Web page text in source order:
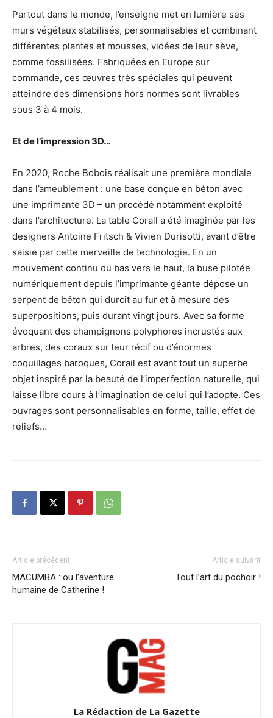
Partout dans le monde, l’enseigne met en lumière ses
murs végétaux stabilisés, personnalisables et combinant
différentes plantes et mousses, vidées de leur sève,
comme fossilisées. Fabriquées en Europe sur
commande, ces œuvres très spéciales qui peuvent
atteindre des dimensions hors normes sont livrables
sous 3 à 4 mois.
Et de l’impression 3D…
En 2020, Roche Bobois réalisait une première mondiale
dans l’ameublement : une base conçue en béton avec
une imprimante 3D – un procédé notamment exploité
dans l’architecture. La table Corail a été imaginée par les
designers Antoine Fritsch & Vivien Durisotti, avant d’être
saisie par cette merveille de technologie. En un
mouvement continu du bas vers le haut, la buse pilotée
numériquement depuis l’imprimante géante dépose un
serpent de béton qui durcit au fur et à mesure des
superpositions, puis durant vingt jours. Avec sa forme
évoquant des champignons polyphores incrustés aux
arbres, des coraux sur leur récif ou d’énormes
coquillages baroques, Corail est avant tout un superbe
objet inspiré par la beauté de l’imperfection naturelle, qui
laisse libre cours à l’imagination de celui qui l’adopte. Ces
ouvrages sont personnalisables en forme, taille, effet de
reliefs…
Article précédent
MACUMBA : ou l’aventure
humaine de Catherine !
Article suivant
Tout l’art du pochoir !
La Rédaction de La Gazette